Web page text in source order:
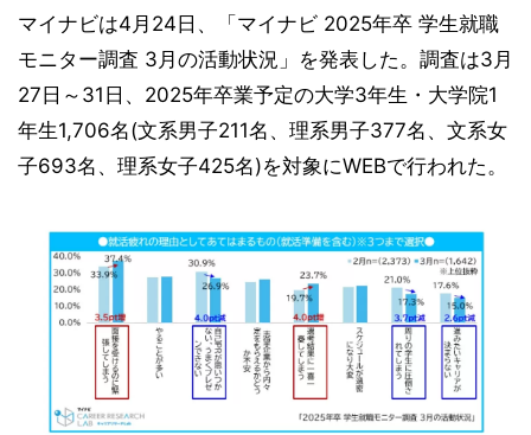
マイナビは4月24日、「マイナビ 2025年卒 学生就職
モニター調査 3月の活動状況」を発表した。調査は3月
27日～31日、2025年卒業予定の大学3年生・大学院1
年生1,706名(文系男子211名、理系男子377名、文系女
子693名、理系女子425名)を対象にWEBで行われた。